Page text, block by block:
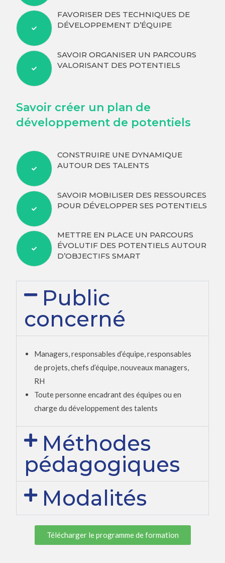
FAVORISER DES TECHNIQUES DE
DÉVELOPPEMENT D’ÉQUIPE
SAVOIR ORGANISER UN PARCOURS
VALORISANT DES POTENTIELS
Savoir créer un plan de
développement de potentiels
CONSTRUIRE UNE DYNAMIQUE
AUTOUR DES TALENTS
SAVOIR MOBILISER DES RESSOURCES
POUR DÉVELOPPER SES POTENTIELS
METTRE EN PLACE UN PARCOURS
ÉVOLUTIF DES POTENTIELS AUTOUR
D’OBJECTIFS SMART
Public
concerné
Managers, responsables d’équipe, responsables
de projets, chefs d’équipe, nouveaux managers,
RH
Toute personne encadrant des équipes ou en
charge du développement des talents
Méthodes
pédagogiques
Modalités
Télécharger le programme de formation